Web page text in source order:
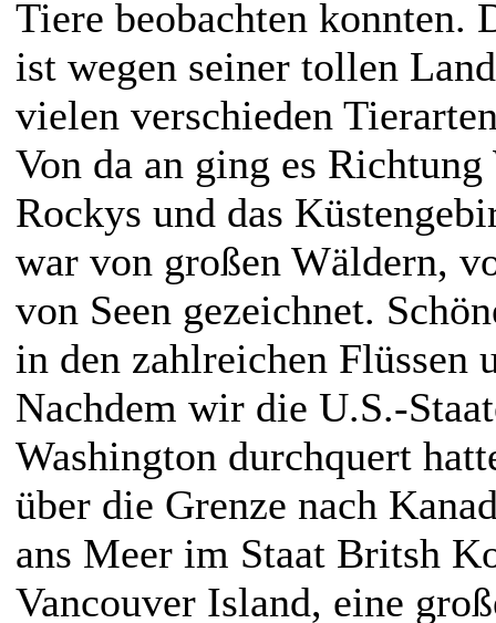
Tiere beobachten konnten.
ist wegen seiner tollen
vielen verschieden
Von da an ging es
Rockys und das
war von großen Wäldern,
von Seen gezeichnet.
in den zahlreichen Flüssen
Nachdem wir die U.S.-
Washington durchquert
über die Grenze nach
ans Meer im Staat Britsh
Vancouver Island, eine